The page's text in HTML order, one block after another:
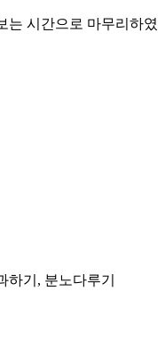
는 시간으로 마무리하였
하기, 분노다루기